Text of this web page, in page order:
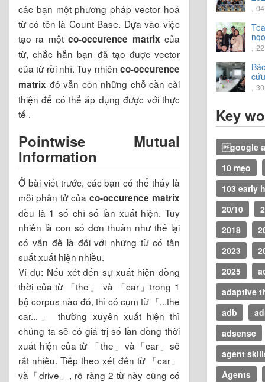
các bạn một phương pháp vector hoá
từ có tên là Count Base. Dựa vào việc
tạo ra mộtco-occurence matrix của
từ, chắc hẳn bạn đã tạo được vector
của từ rồi nhỉ. Tuy nhiên co-occurence
matrix đó vẫn còn những chỗ cần cải
thiện để có thể áp dụng được với thực
tế .
Pointwise Mutual
Information
Ở bài viết trước, các bạn có thể thấy là
mỗi phần tử của co-occurence matrix
đều là 1 số chỉ số lần xuất hiện. Tuy
nhiên là con số đơn thuần như thế lại
có vấn đề là đối với những từ có tần
suất xuất hiện nhiều.
Ví dụ: Nếu xét đến sự xuất hiện đồng
thời của từ 「the」 và 「car」trong 1
bộ corpus nào đó, thì có cụm từ 「...the
car...」 thường xuyên xuất hiện thì
chúng ta sẽ có giá trị số lần đồng thời
xuất hiện của từ 「the」và「car」sẽ
rất nhiều. Tiếp theo xét đến từ 「car」
và「drive」, rõ ràng 2 từ này cũng có
,
vời.
,
,
Key
google
10 mẹo
103 early
20/10
2018
2023
2025
adaptive
adb
adsense
agent
Agents